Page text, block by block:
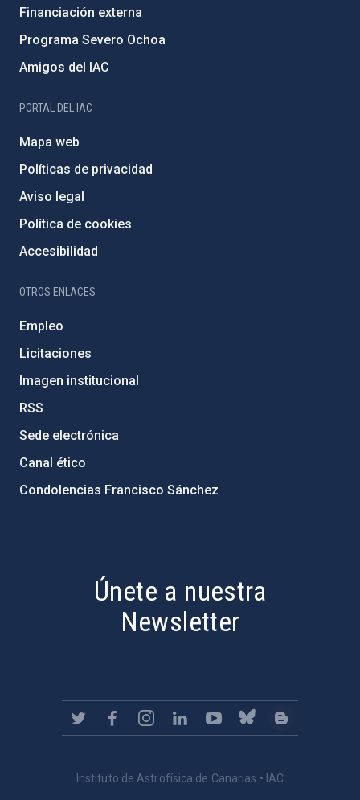
Financiación externa
Programa Severo Ochoa
Amigos del IAC
PORTAL DEL IAC
Mapa web
Políticas de privacidad
Aviso legal
Política de cookies
Accesibilidad
OTROS ENLACES
Empleo
Licitaciones
Imagen institucional
RSS
Sede electrónica
Canal ético
Condolencias Francisco Sánchez
Únete a nuestra
Newsletter
Instituto de Astrofísica de Canarias • IAC